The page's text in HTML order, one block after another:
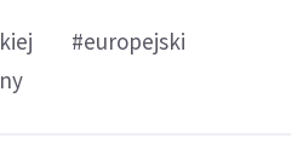
#europejski